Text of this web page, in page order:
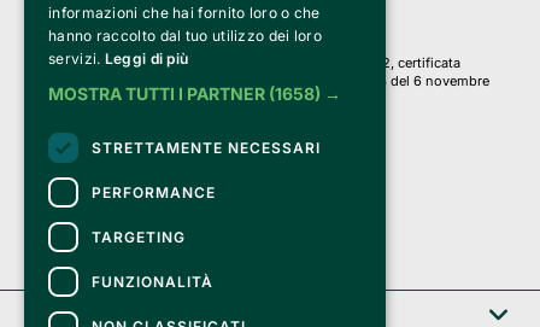
Credits:
Clappit è basato sulla piattaforma di biglietteria Belive 6.2, certificata
dall’Agenzia delle Entrate con protocollo n. 2025/445474 del 6 novembre
2025.
Su Clappit i tuoi acquisti ed i tuoi dati
sono sicuri e protetti da un certificato SSL
con crittografia a 128 bit.
Clappit
informazioni che hai fornito loro o che
hanno raccolto dal tuo utilizzo dei loro
servizi. Leggi di più
MOSTRA TUTTI I PARTNER (1658) →
STRETTAMENTE NECESSARI
PERFORMANCE
TARGETING
FUNZIONALITÀ